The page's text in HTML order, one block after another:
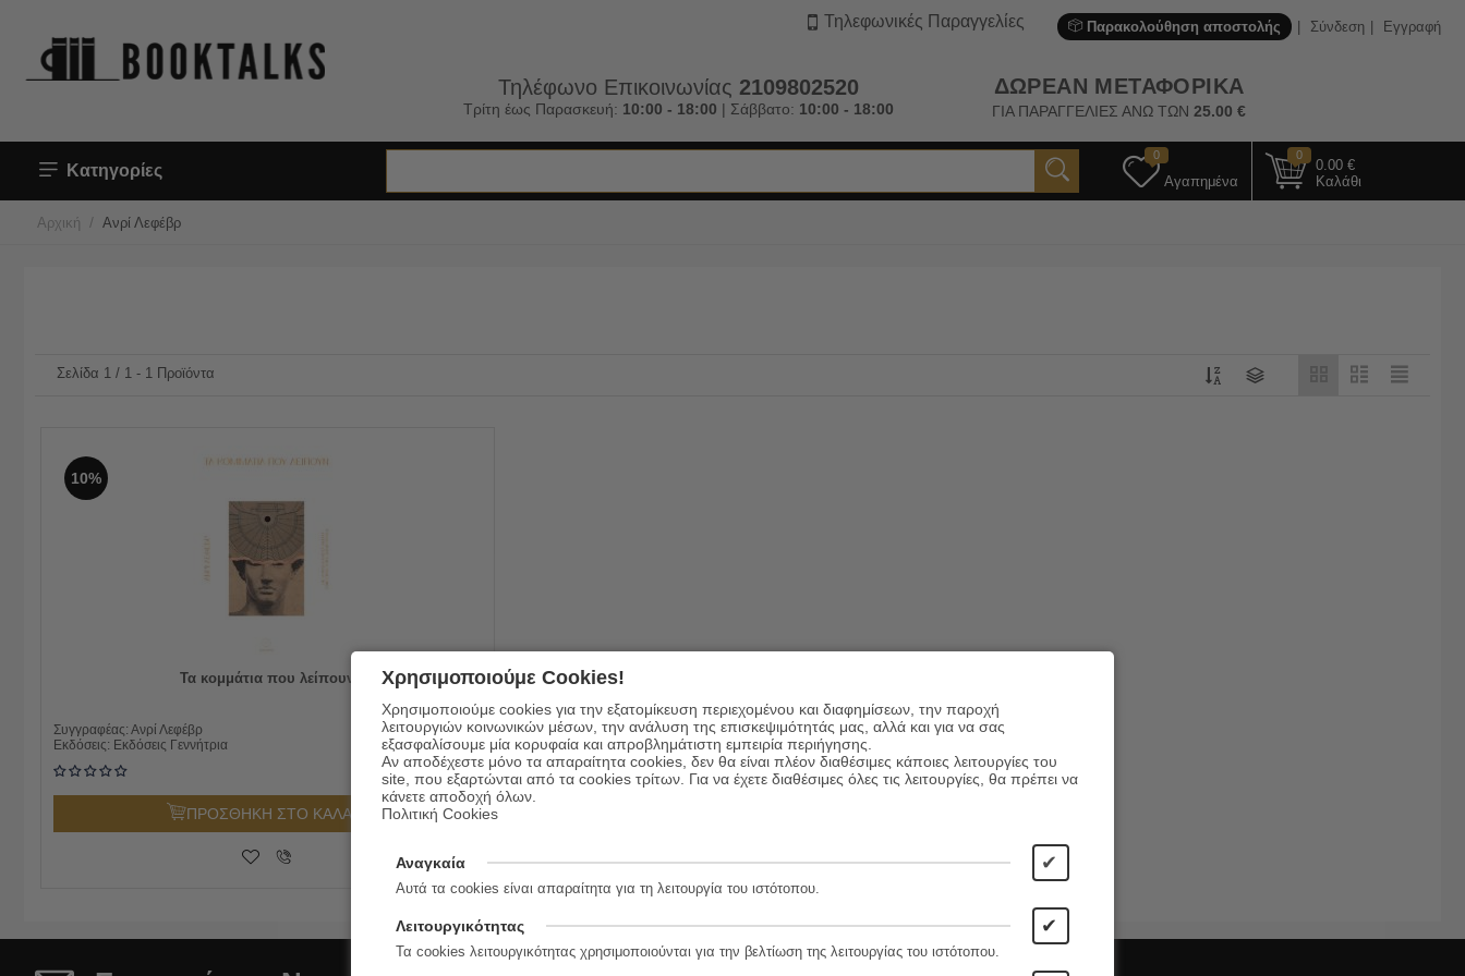
Παρακολούθηση αποστολής Σύνδεση Εγγραφή
Τηλεφωνικές Παραγγελίες
Τηλέφωνο Επικοινωνίας 2109802520
Τρίτη έως Παρασκευή: 10:00 - 18:00 | Σάββατο: 10:00 - 18:00
ΔΩΡΕΑΝ ΜΕΤΑΦΟΡΙΚΑ
ΓΙΑ ΠΑΡΑΓΓΕΛΙΕΣ ΑΝΩ ΤΩΝ25.00 €
Κατηγορίες
0
Αγαπημένα
0
0.00 €
Καλάθι
Αρχική / Ανρί Λεφέβρ
Σελίδα 1 / 1 - 1 Προϊόντα
10%
Τα κομμάτια που λείπουν
Συγγραφέας: Ανρί Λεφέβρ
Εκδόσεις: Εκδόσεις Γεννήτρια
12.50 €
11.25 €
ΠΡΟΣΘΗΚΗ ΣΤΟ ΚΑΛΑΘΙ
Χρησιμοποιούμε Cookies!
Χρησιμοποιούμε cookies για την εξατομίκευση περιεχομένου και διαφημίσεων, την παροχή
λειτουργιών κοινωνικών μέσων, την ανάλυση της επισκεψιμότητάς μας, αλλά και για να σας
εξασφαλίσουμε μία κορυφαία και απροβλημάτιστη εμπειρία περιήγησης.
Αν αποδέχεστε μόνο τα απαραίτητα cookies, δεν θα είναι πλέον διαθέσιμες κάποιες λειτουργίες του
site, που εξαρτώνται από τα cookies τρίτων. Για να έχετε διαθέσιμες όλες τις λειτουργίες, θα πρέπει να
κάνετε αποδοχή όλων.
Πολιτική Cookies
Αναγκαία ✔
Αυτά τα cookies είναι απαραίτητα για τη λειτουργία του ιστότοπου.
Λειτουργικότητας ✔
Τα cookies λειτουργικότητας χρησιμοποιούνται για την βελτίωση της λειτουργίας του ιστότοπου.